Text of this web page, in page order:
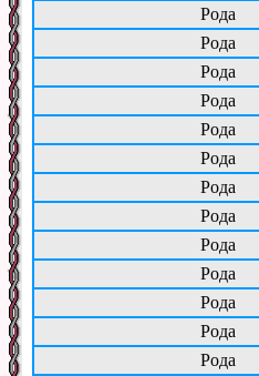
Рода
Рода
Рода
Рода
Рода
Рода
Рода
Рода
Рода
Рода
Рода
Рода
Рода